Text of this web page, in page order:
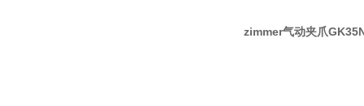
zimmer气动夹爪